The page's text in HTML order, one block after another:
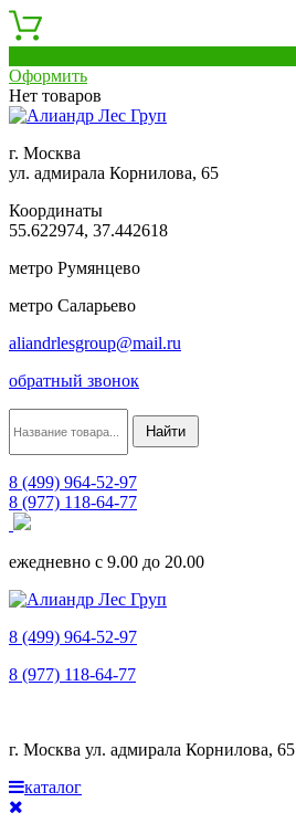
Оформить
Нет товаров
г. Москва
ул. адмирала Корнилова, 65
Координаты
55.622974, 37.442618
метро Румянцево
метро Саларьево
aliandrlesgroup@mail.ru
обратный звонок
8 (499) 964-52-97
8 (977) 118-64-77
ежедневно с 9.00 до 20.00
8 (499) 964-52-97
8 (977) 118-64-77
г. Москва ул. адмирала Корнилова, 65
каталог